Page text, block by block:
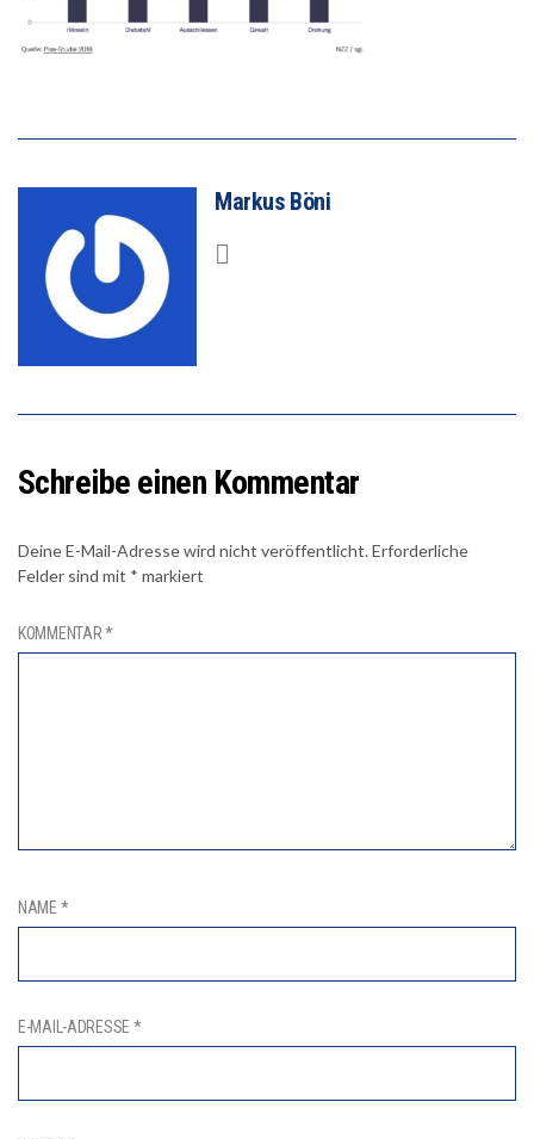
Markus Böni
Schreibe einen Kommentar
Deine E-Mail-Adresse wird nicht veröffentlicht.Erforderliche
Felder sind mit * markiert
KOMMENTAR*
NAME *
E-MAIL-ADRESSE *